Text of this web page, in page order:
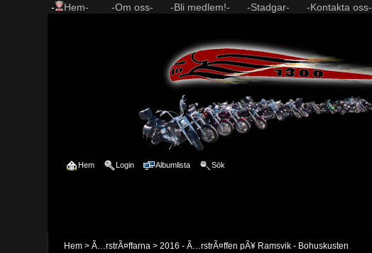
- Hem- -Om oss- -Bli medlem!- -Stadgar- -Kontakta oss-
Hem Login Albumlista Sök
Hem> Ã…rstrÃ¤ffarna> 2016 - Ã…rstrÃ¤ffen pÃ¥ Ramsvik - Bohuskusten